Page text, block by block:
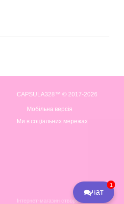
чат
1
CAPSULA328™ © 2017-2026
Мобільна версія
Ми в соціальних мережах
Інтернет-магазин створений з